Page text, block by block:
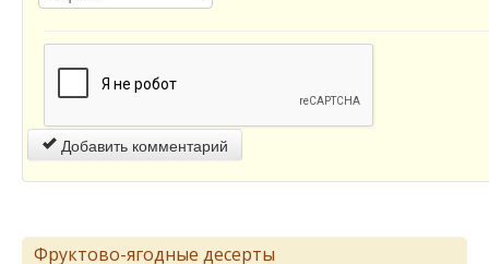
Добавить комментарий
Фруктово-ягодные десерты